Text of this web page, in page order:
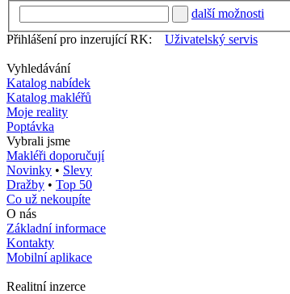
další možnosti
Přihlášení pro inzerující RK:
Uživatelský servis
Vyhledávání
Katalog nabídek
Katalog makléřů
Moje reality
Poptávka
Vybrali jsme
Makléři doporučují
Novinky • Slevy
Dražby • Top 50
Co už nekoupíte
O nás
Základní informace
Kontakty
Mobilní aplikace
Realitní inzerce